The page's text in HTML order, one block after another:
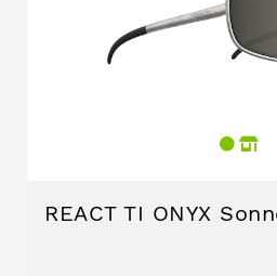
REACT TI ONYX